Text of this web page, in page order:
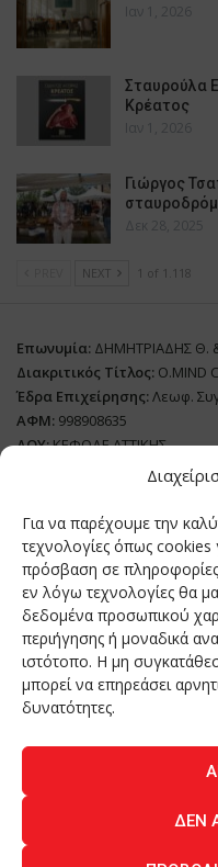
Για να παρέχουμε την
τεχνολογίες όπως cookies
πρόσβαση σε
εν λόγω τεχνολογίες θα
δεδομένα προσωπικού
περιήγησης ή μοναδικά
ιστότοπο. Η μη
μπορεί να επηρεάσει
δυνατότητες.
ΔΕΝ
Ιαν 1, 2026
Σταυρούλα
Κρέατος
Ιαν 1, 2026
Γιώργος
Δεκ 28, 2025
NEXT 1 of 1.118
Επωνυμία: ΔΗΜΗΤΡΙΑΔΗΣ Θ. &
Διακριτικός Τίτλος: O.MIND
Έδρα Επιχείρησης:Λεωφ.
ΑΦΜ: 998908635
ΔΟΥ:ΚΕΦΟΔΕ ΑΤΤΙΚΗΣ
Όνομα Ιδιοκτήτη και
Διευθυντής Σύνταξης:
Domain:grillmagazine.gr
Δικαιούχος Domain:
Διευθυντής:Θεόδωρος
Διαχειριστής:Θεόδωρος
Δήλωση Συμμόρφωσης
Αριθμός Πιστοποίησης
ΑΝΘΡΩΠΟΙ